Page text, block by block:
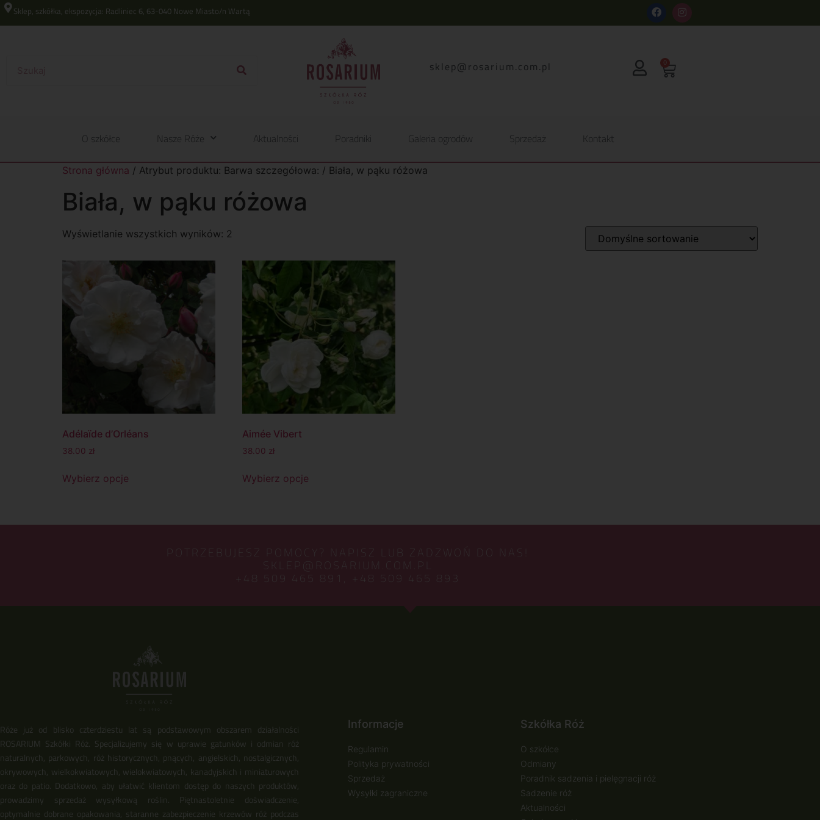
Sklep, szkółka, ekspozycja: Radliniec 6, 63-040 Nowe Miasto/n Wartą
lp.moc.muirasor@pelks 0
O szkółce Nasze Róże Aktualności Poradniki Galeria ogrodów Sprzedaż Kontakt
Strona główna / Atrybut produktu: Barwa szczegółowa: / Biała, w pąku różowa
Biała, w pąku różowa
Wyświetlanie wszystkich wyników: 2
Adélaïde d’Orléans
38.00 zł
Wybierz opcje
Aimée Vibert
38.00 zł
Wybierz opcje
POTRZEBUJESZ POMOCY? NAPISZ LUB ZADZWOŃ DO NAS!
SKLEP@ROSARIUM.COM.PL
+48 509 465 891, +48 509 465 893
Róże już od blisko czterdziestu lat są podstawowym obszarem działalności
ROSARIUM Szkółki Róż. Specjalizujemy się w uprawie gatunków i odmian róż
naturalnych, parkowych, róż historycznych, pnących, angielskich, nostalgicznych,
okrywowych, wielkokwiatowych, wielokwiatowych, kanadyjskich i miniaturowych
oraz do patio. Dodatkowo, aby ułatwić klientom dostęp do naszych produktów,
prowadzimy sprzedaż wysyłkową roślin. Piętnastoletnie doświadczenie,
optymalnie dobrane opakowania, staranne zabezpieczenie krzewów róż podczas
Informacje
Regulamin
Polityka prywatności
Sprzedaż
Wysyłki zagraniczne
Szkółka Róż
O szkółce
Odmiany
Poradnik sadzenia i pielęgnacji róż
Sadzenie róż
Aktualności